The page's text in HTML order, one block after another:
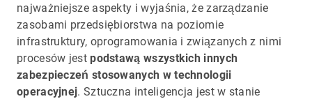
najważniejsze aspekty i wyjaśnia, że zarządzanie
zasobami przedsiębiorstwa na poziomie
infrastruktury, oprogramowania i związanych z nimi
procesów jest podstawą wszystkich innych
zabezpieczeń stosowanych w technologii
operacyjnej. Sztuczna inteligencja jest w stanie